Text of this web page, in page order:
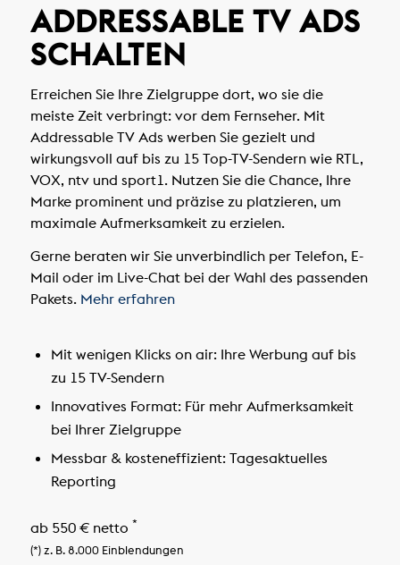
ADDRESSABLE TV ADS
SCHALTEN
Erreichen Sie Ihre Zielgruppe dort, wo sie die
meiste Zeit verbringt: vor dem Fernseher. Mit
Addressable TV Ads werben Sie gezielt und
wirkungsvoll auf bis zu 15 Top-TV-Sendern wie RTL,
VOX, ntv und sport1. Nutzen Sie die Chance, Ihre
Marke prominent und präzise zu platzieren, um
maximale Aufmerksamkeit zu erzielen.
Gerne beraten wir Sie unverbindlich per Telefon, E-
Mail oder im Live-Chat bei der Wahl des passenden
Pakets. Mehr erfahren
Mit wenigen Klicks on air:Ihre Werbung auf bis
zu 15 TV-Sendern
Innovatives Format:Für mehr Aufmerksamkeit
bei Ihrer Zielgruppe
Messbar & kosteneffizient: Tagesaktuelles
Reporting
ab 550 € netto *
(*) z. B. 8.000 Einblendungen